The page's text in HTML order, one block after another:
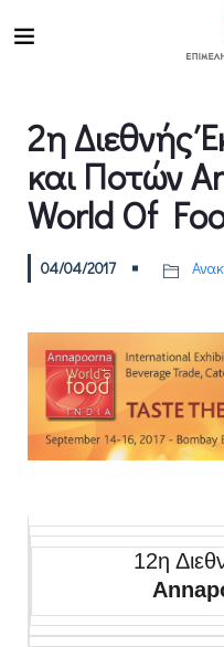
2η Διεθνής
και Ποτών
World Of
04/04/2017
12η